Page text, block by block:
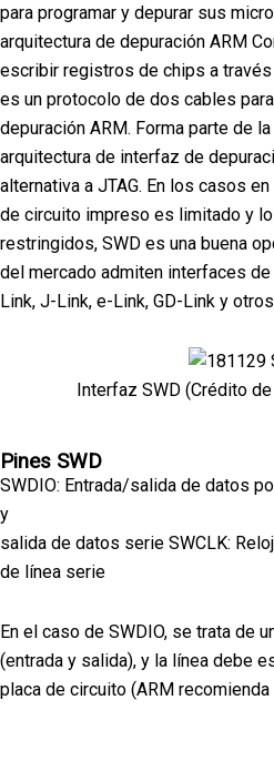
para programar y depurar sus
arquitectura de depuración ARM
escribir registros de chips a
es un protocolo de dos cables
depuración ARM. Forma parte de
arquitectura de interfaz de
alternativa a JTAG. En los casos
de circuito impreso es limitado y
restringidos, SWD es una buena
del mercado admiten interfaces de
Link, J-Link, e-Link, GD-Link y
Interfaz SWD (Crédito
Pines SWD
SWDIO: Entrada/salida de datos
y
salida de datos serie SWCLK:
de línea serie
En el caso de SWDIO, se trata de
(entrada y salida), y la línea debe
placa de circuito (ARM recomienda